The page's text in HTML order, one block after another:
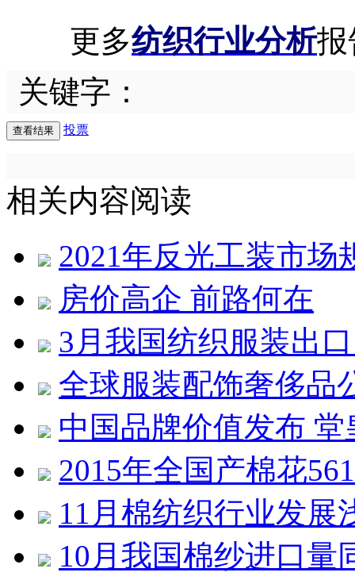
更多纺织行业分析报
关键字：
投票
相关内容阅读
2021年反光工装市场
房价高企 前路何在
3月我国纺织服装出
全球服装配饰奢侈品
中国品牌价值发布 堂
2015年全国产棉花
11月棉纺织行业发展
10月我国棉纱进口量